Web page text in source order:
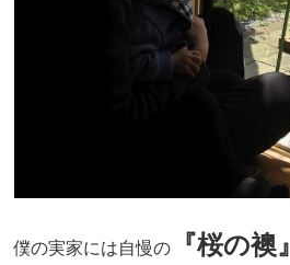
僕の実家には自慢の『桜の襖』